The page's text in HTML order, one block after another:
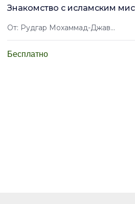
Знакомство с исламским
От: Рудгар Мохаммад-Джав...
Бесплатно